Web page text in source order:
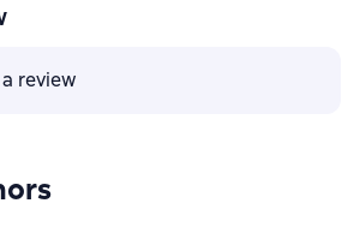
review